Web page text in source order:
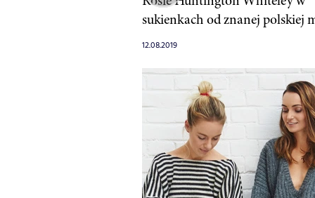
sukienkach od znanej polskiej
12.08.2019